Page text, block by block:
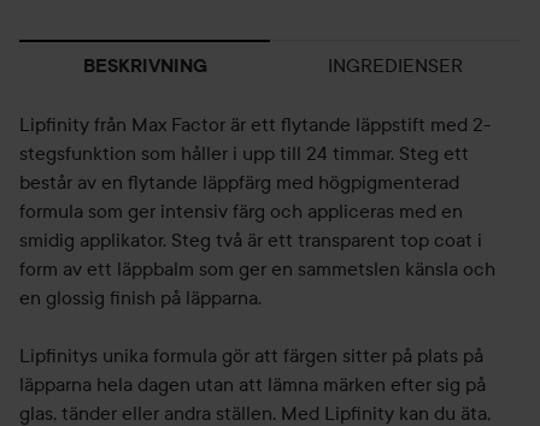
BESKRIVNING INGREDIENSER
Lipfinity från Max Factor är ett flytande läppstift med 2-
stegsfunktion som håller i upp till 24 timmar. Steg ett
består av en flytande läppfärg med högpigmenterad
formula som ger intensiv färg och appliceras med en
smidig applikator. Steg två är ett transparent top coat i
form av ett läppbalm som ger en sammetslen känsla och
en glossig finish på läpparna.
Lipfinitys unika formula gör att färgen sitter på plats på
läpparna hela dagen utan att lämna märken efter sig på
glas, tänder eller andra ställen. Med Lipfinity kan du äta,